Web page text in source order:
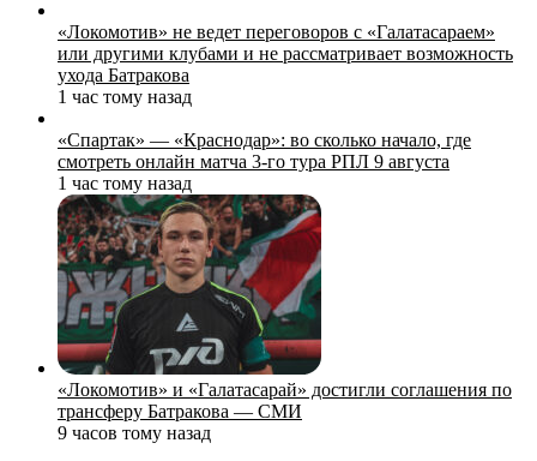
«Локомотив» не ведет переговоров с «Галатасараем»
или другими клубами и не рассматривает возможность
ухода Батракова
1 час тому назад
«Спартак» — «Краснодар»: во сколько начало, где
смотреть онлайн матча 3‑го тура РПЛ 9 августа
1 час тому назад
«Локомотив» и «Галатасарай» достигли соглашения по
трансферу Батракова — СМИ
9 часов тому назад